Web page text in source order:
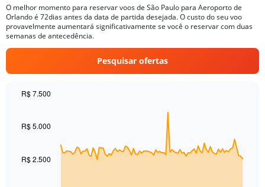
O melhor momento para reservar voos de São Paulo para Aeroporto de
Orlando é 72dias antes da data de partida desejada. O custo do seu voo
provavelmente aumentará significativamente se você o reservar com duas
semanas de antecedência.
Pesquisar ofertas
91
The
R$ 2.500
R$ 5.000
R$ 7.500